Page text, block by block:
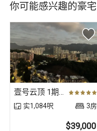
你可能感兴趣的豪宅
壹号云顶 1期 5座 高层 A室
实1,084呎 3房
$39,000